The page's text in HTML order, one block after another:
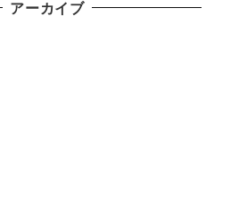
アーカイブ